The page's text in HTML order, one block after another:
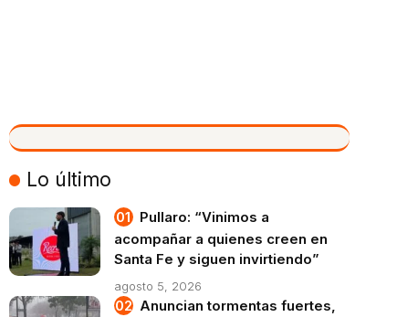
VIVO
Lo último
Pullaro: “Vinimos a
acompañar a quienes creen en
Santa Fe y siguen invirtiendo”
agosto 5, 2026
Anuncian tormentas fuertes,